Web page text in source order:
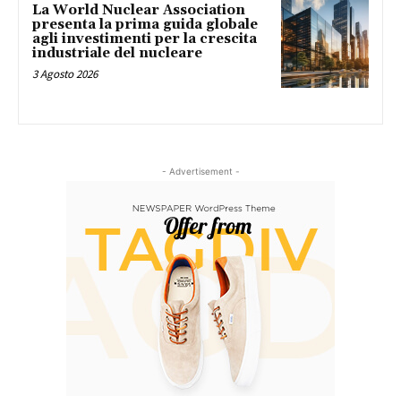
La World Nuclear Association
presenta la prima guida globale
agli investimenti per la crescita
industriale del nucleare
3 Agosto 2026
- Advertisement -